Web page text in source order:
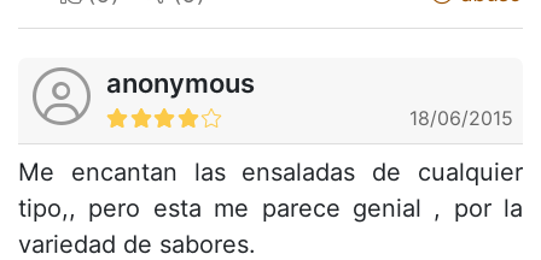
anonymous
18/06/2015
Me encantan las ensaladas de cualquier
tipo,, pero esta me parece genial , por la
variedad de sabores.